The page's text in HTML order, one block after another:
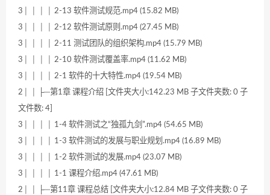
3│ │ │ │ 2-13 软件测试规范.mp4 (15.82 MB)
3│ │ │ │ 2-12 软件测试原则.mp4 (27.45 MB)
3│ │ │ │ 2-11 测试团队的组织架构.mp4 (15.79 MB)
3│ │ │ │ 2-10 软件测试覆盖率.mp4 (11.62 MB)
3│ │ │ │ 2-1 软件的十大特性.mp4 (19.54 MB)
2│ │ ├─第1章 课程介绍 [文件夹大小:142.23 MB 子文件夹数: 0 子
文件数: 4]
3│ │ │ │ 1-4 软件测试之“独孤九剑”.mp4 (54.65 MB)
3│ │ │ │ 1-3 软件测试的发展与职业规划.mp4 (16.89 MB)
3│ │ │ │ 1-2 软件测试的发展.mp4 (23.07 MB)
3│ │ │ │ 1-1 课程介绍.mp4 (47.61 MB)
2│ │ ├─第11章 课程总结 [文件夹大小:12.84 MB 子文件夹数: 0 子